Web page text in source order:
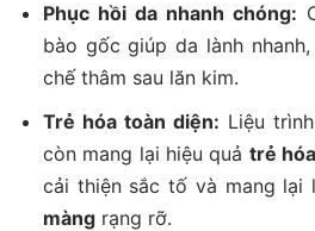
Phục hồi da nhanh chóng:
bào gốc giúp da lành
chế thâm sau lăn kim.
Trẻ hóa toàn diện: Liệu
còn mang lại hiệu quả trẻ
cải thiện sắc tố và mang lại
màngrạng rỡ.